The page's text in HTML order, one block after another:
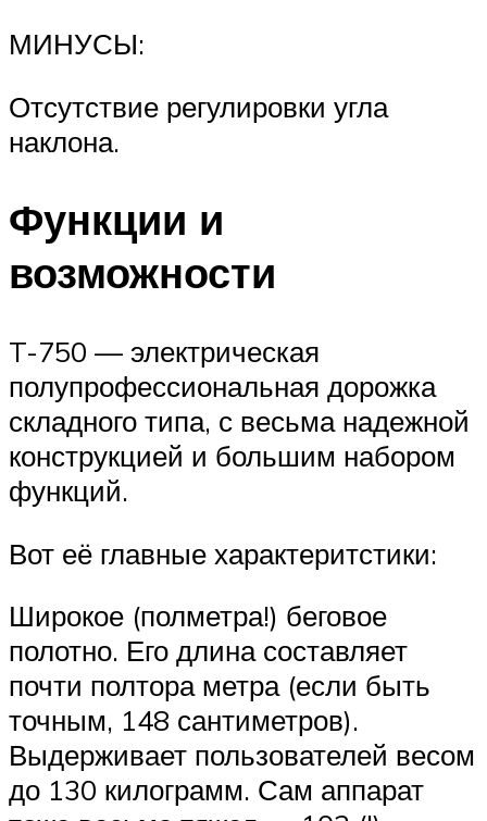
МИНУСЫ:
Отсутствие регулировки угла
наклона.
Функции и
возможности
T-750 — электрическая
полупрофессиональная дорожка
складного типа, с весьма надежной
конструкцией и большим набором
функций.
Вот её главные характеритстики:
Широкое (полметра!) беговое
полотно. Его длина составляет
почти полтора метра (если быть
точным, 148 сантиметров).
Выдерживает пользователей весом
до 130 килограмм. Сам аппарат